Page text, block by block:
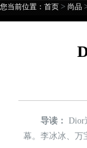
您当前位置： 首页 > 尚品
导读： Dior
幕。李冰冰、万